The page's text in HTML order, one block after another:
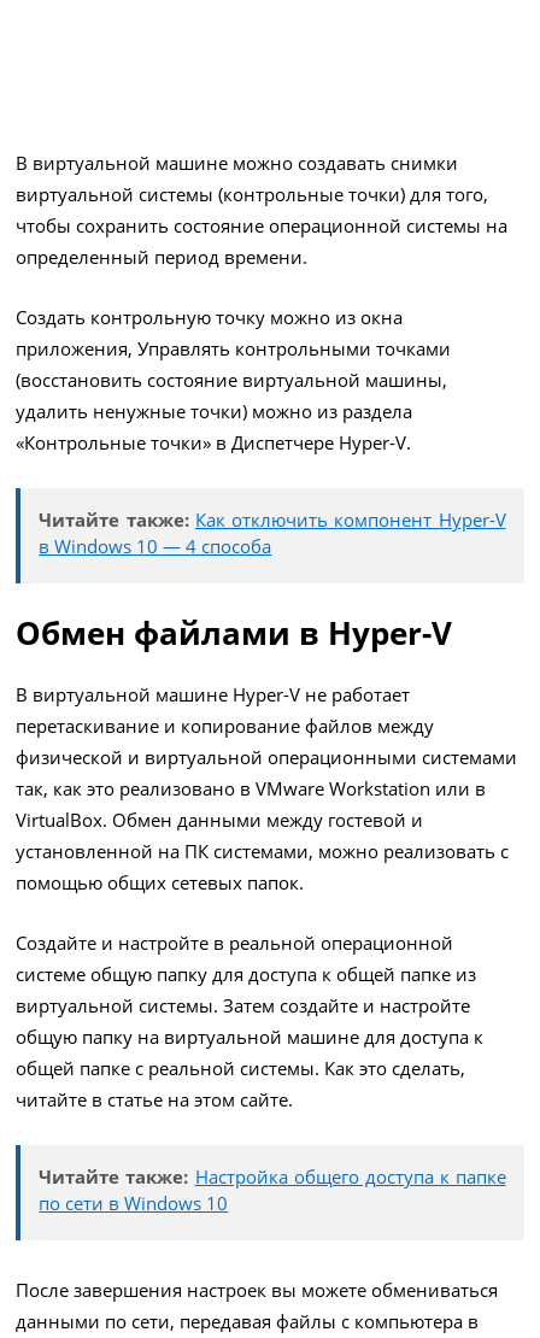
В виртуальной машине можно создавать снимки
виртуальной системы (контрольные точки) для того,
чтобы сохранить состояние операционной системы на
определенный период времени.
Создать контрольную точку можно из окна
приложения, Управлять контрольными точками
(восстановить состояние виртуальной машины,
удалить ненужные точки) можно из раздела
«Контрольные точки» в Диспетчере Hyper-V.
Читайте также: Как отключить компонент Hyper-V
в Windows 10 — 4 способа
Обмен файлами в Hyper-V
В виртуальной машине Hyper-V не работает
перетаскивание и копирование файлов между
физической и виртуальной операционными системами
так, как это реализовано в VMware Workstation или в
VirtualBox. Обмен данными между гостевой и
установленной на ПК системами, можно реализовать с
помощью общих сетевых папок.
Создайте и настройте в реальной операционной
системе общую папку для доступа к общей папке из
виртуальной системы. Затем создайте и настройте
общую папку на виртуальной машине для доступа к
общей папке с реальной системы. Как это сделать,
читайте в статье на этом сайте.
Читайте также: Настройка общего доступа к папке
по сети в Windows 10
После завершения настроек вы можете обмениваться
данными по сети, передавая файлы с компьютера в